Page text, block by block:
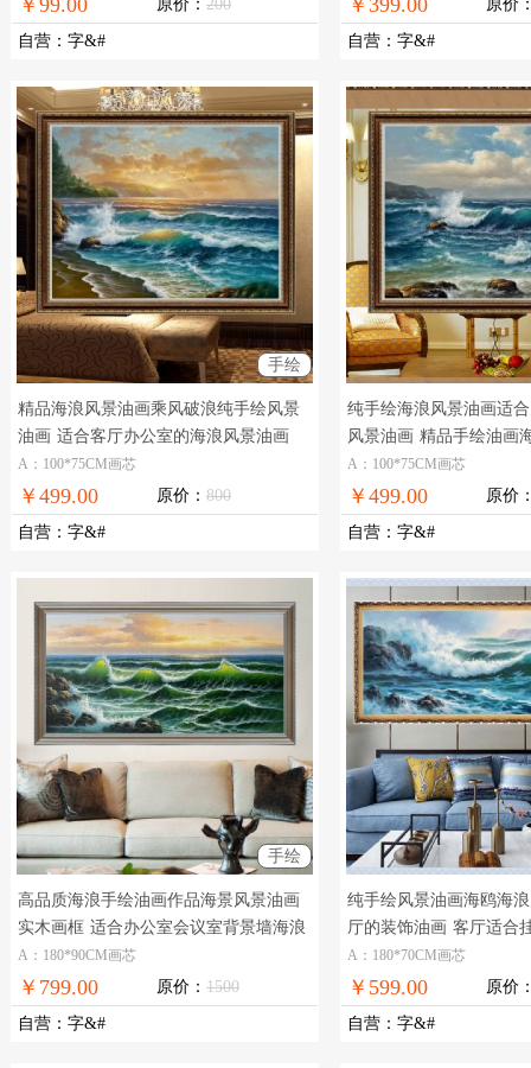
原价： 200
自营 ： 字&#
原价
自营 ： 字&#
手绘
精品海浪风景油画乘风破浪纯手绘风景
油画 适合客厅办公室的海浪风景油画
A：100*75CM画芯
￥499.00 原价： 800
自营 ： 字&#
纯手绘海浪风景油画适
风景油画 精品手绘油画
A：100*75CM画芯
￥499.00 原价
自营 ： 字&#
手绘
高品质海浪手绘油画作品海景风景油画
实木画框 适合办公室会议室背景墙海浪
风景油画
A：180*90CM画芯
￥799.00 原价： 1500
自营 ： 字&#
纯手绘风景油画海鸥海
厅的装饰油画 客厅适合
油画
A：180*70CM画芯
￥599.00 原价
自营 ： 字&#